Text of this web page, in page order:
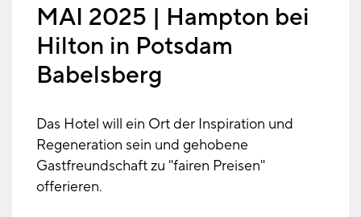
MAI 2025 | Hampton bei
Hilton in Potsdam
Babelsberg
Das Hotel will ein Ort der Inspiration und
Regeneration sein und gehobene
Gastfreundschaft zu "fairen Preisen"
offerieren.